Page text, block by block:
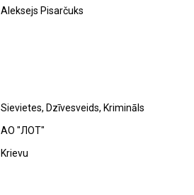
Aleksejs Pisarčuks
Sievietes, Dzīvesveids, Krimināls
АО "ЛОТ"
Krievu